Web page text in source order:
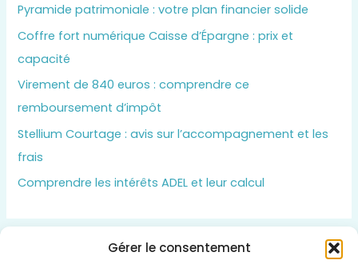
Gérer le consentement
Pyramide patrimoniale : votre plan financier solide
Coffre fort numérique Caisse d’Épargne : prix et
capacité
Virement de 840 euros : comprendre ce
remboursement d’impôt
Stellium Courtage : avis sur l’accompagnement et les
frais
Comprendre les intérêts ADEL et leur calcul